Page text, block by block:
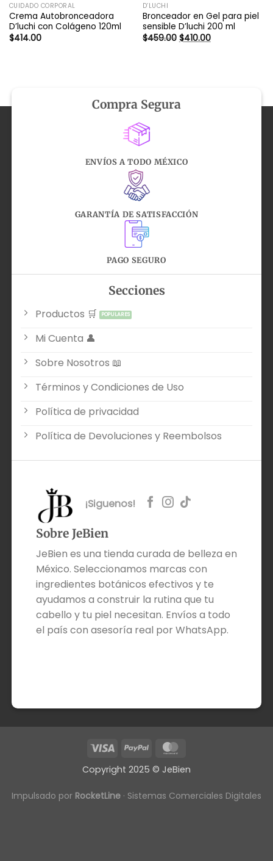
CUIDADO CORPORAL
Crema Autobronceadora
D’luchi con Colágeno 120ml
$414.00
D’LUCHI
Bronceador en Gel para piel
sensible D’luchi 200 ml
$459.00 El
precio
$410.00El
precio
Compra Segura
ENVÍOS A TODO MÉXICO
GARANTÍA DE SATISFACCIÓN
PAGO SEGURO
Secciones
Productos 🛒
Mi Cuenta 👤
Sobre Nosotros 📖
Términos y Condiciones de Uso
Política de privacidad
Política de Devoluciones y Reembolsos
¡Siguenos!
Sobre JeBien
JeBien es una tienda curada de belleza en
México. Seleccionamos marcas con
ingredientes botánicos efectivos y te
ayudamos a construir la rutina que tu
cabello y tu piel necesitan. Envíos a todo
el país con asesoría real por WhatsApp.
Visa PayPal
Copyright 2025 © JeBien
Impulsado por RocketLine · Sistemas Comerciales Digitales